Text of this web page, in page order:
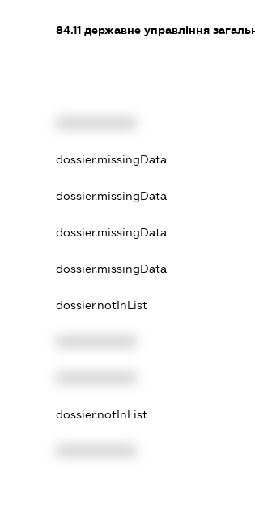
84.11 державне управління
dossier.missingData
dossier.missingData
dossier.missingData
dossier.missingData
dossier.notInList
dossier.notInList